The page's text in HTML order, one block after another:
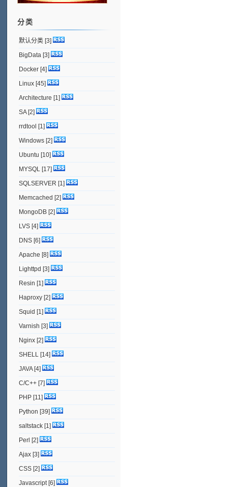
分类
默认分类 [3]
BigData [3]
Docker [4]
Linux [45]
Architecture [1]
SA[2]
rrdtool [1]
Windows [2]
Ubuntu [10]
MYSQL [17]
SQLSERVER [1]
Memcached [2]
MongoDB [2]
LVS [4]
DNS [6]
Apache [8]
Lighttpd [3]
Resin [1]
Haproxy [2]
Squid [1]
Varnish [3]
Nginx [2]
SHELL [14]
JAVA[4]
C/C++ [7]
PHP [11]
Python [39]
saltstack [1]
Perl [2]
Ajax [3]
CSS [2]
Javascript [6]